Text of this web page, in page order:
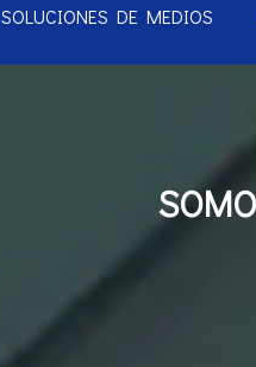
SOLUCIONES DE MEDIOS